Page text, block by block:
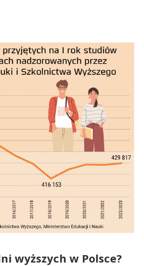
wyższych w Polsce?